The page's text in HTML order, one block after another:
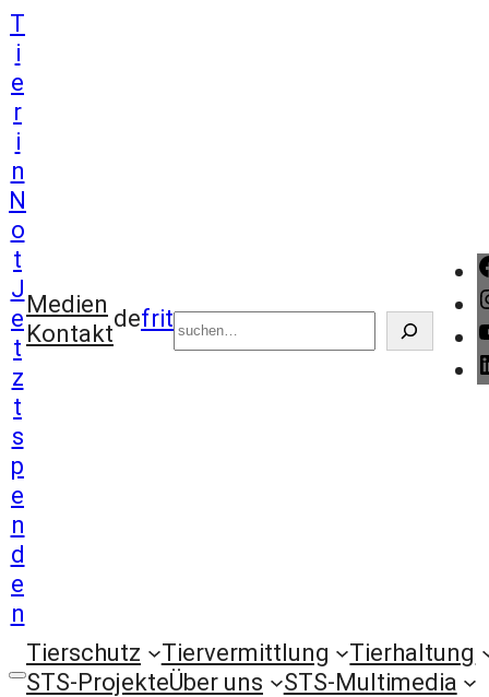
T
i
e
r
i
n
N
o
t
J
e
t
z
t
s
p
e
n
d
e
n
Medien
Kontakt
defrit
Tierschutz Tiervermittlung
Tierhaltung
STS-ProjekteÜber uns STS-Multimedia